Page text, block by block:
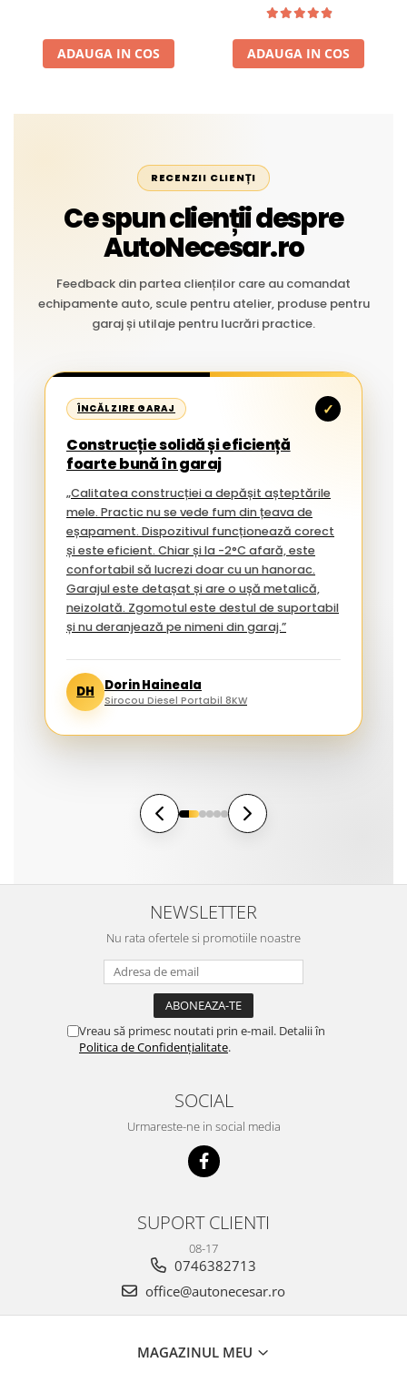
Liniar
ADAUGA IN COS ADAUGA IN COS
RECENZII CLIENȚI
Ce spun clienții despre
AutoNecesar.ro
Feedback din partea clienților care au comandat
echipamente auto, scule pentru atelier, produse pentru
garaj și utilaje pentru lucrări practice.
ÎNCĂLZIRE GARAJ ✓
Construcție solidă și eficiență
foarte bună în garaj
„Calitatea construcției a depășit așteptările
mele. Practic nu se vede fum din țeava de
eșapament. Dispozitivul funcționează corect
și este eficient. Chiar și la -2°C afară, este
confortabil să lucrezi doar cu un hanorac.
Garajul este detașat și are o ușă metalică,
neizolată. Zgomotul este destul de suportabil
și nu deranjează pe nimeni din garaj.”
DH Dorin Haineala
Sirocou Diesel Portabil 8KW
NEWSLETTER
Nu rata ofertele si promotiile noastre
Vreau să primesc noutati prin e-mail. Detalii în
Politica de Confidențialitate.
SOCIAL
Urmareste-ne in social media
SUPORT CLIENTI
08-17
0746382713
office@autonecesar.ro
MAGAZINUL MEU